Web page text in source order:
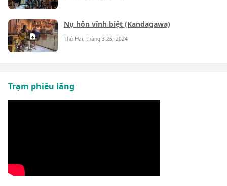
Nụ hôn vĩnh biệt (Kandagawa)
Thứ Hai, tháng 3 25, 2024
Trạm phiêu lãng